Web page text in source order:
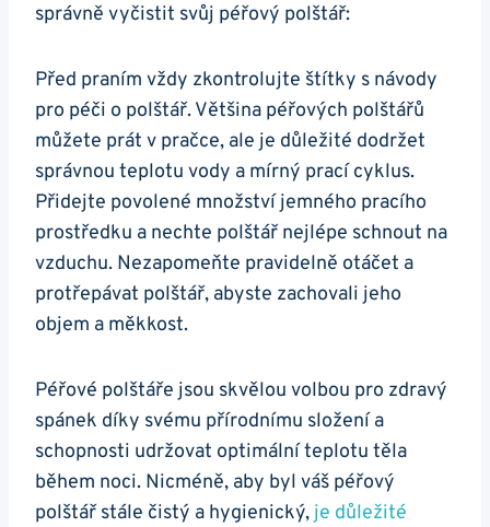
správně vyčistit svůj péřový ⁣polštář:
Před praním vždy zkontrolujte štítky s návody
pro péči o‌ polštář. Většina péřových polštářů
⁤můžete prát v pračce, ​ale je ⁤důležité ‌dodržet
správnou ⁢teplotu​ vody a mírný ‌prací cyklus. ​
Přidejte povolené ​množství jemného pracího⁣
prostředku ​a nechte polštář nejlépe schnout ⁤na
vzduchu.‌ Nezapomeňte​ pravidelně otáčet⁤ a
protřepávat polštář, abyste ​zachovali ​jeho
objem‍ a⁤ měkkost.
Péřové⁤ polštáře jsou skvělou volbou pro zdravý
spánek díky‌ svému přírodnímu složení a ​
schopnosti udržovat ‍optimální teplotu ‍těla
během noci.‍ Nicméně, aby ​byl ⁣váš ⁢péřový
⁢polštář stále⁣ čistý a ‌hygienický, je ‌důležité